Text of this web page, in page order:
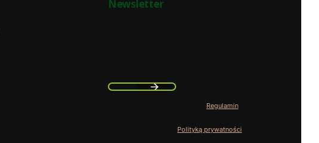
Newsletter
Regulamin
Polityką prywatności